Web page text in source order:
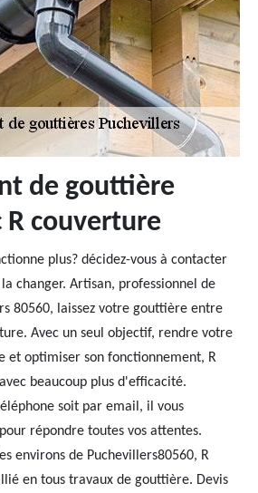
de gouttière
R couverture
plus? décidez-vous à contacter
changer. Artisan, professionnel de
80560, laissez votre gouttière entre
Avec un seul objectif, rendre votre
et optimiser son fonctionnement, R
beaucoup plus d'efficacité.
soit par email, il vous
répondre toutes vos attentes.
environs de Puchevillers80560, R
en tous travaux de gouttière. Devis